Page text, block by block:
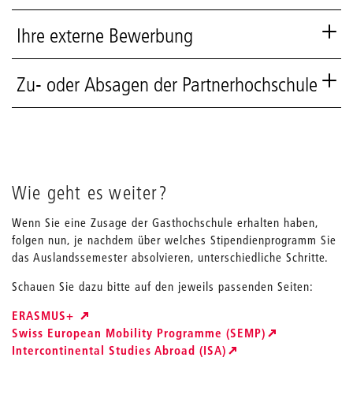
Ihre externe Bewerbung
Zu- oder Absagen der Partnerhochschule
Wie geht es weiter?
Wenn Sie eine Zusage der Gasthochschule erhalten haben,
folgen nun, je nachdem über welches Stipendienprogramm Sie
das Auslandssemester absolvieren, unterschiedliche Schritte.
Schauen Sie dazu bitte auf den jeweils passenden Seiten:
ERASMUS+
Swiss European Mobility Programme (SEMP)
Intercontinental Studies Abroad (ISA)